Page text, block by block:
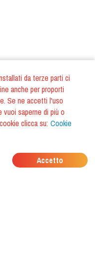
da terze parti ci
anche per proporti
Se ne accetti l'uso
saperne di più o
clicca su: Cookie
Accetto
I